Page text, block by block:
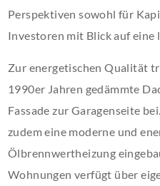
Perspektiven sowohl für
Investoren mit Blick auf
Zur energetischen Qualität
1990er Jahren gedämmte
Fassade zur Garagenseite
zudem eine moderne und
Ölbrennwertheizung
Wohnungen verfügt über